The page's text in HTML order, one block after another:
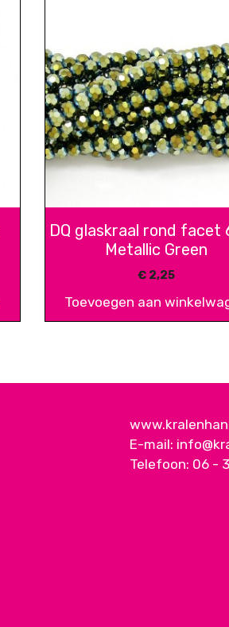
DQ glaskraal rond facet
Metallic Green
€ 2,25
Toevoegen aan
E-mail:
Telefoon: 06 -